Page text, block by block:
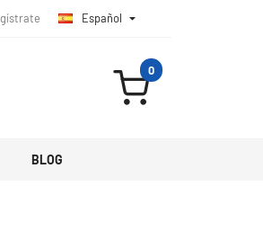
Español 
0
BLOG